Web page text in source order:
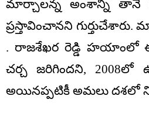
మార్చాలన్న అంశాన్ని తానే
ప్రస్తావించానని
. రాజశేఖర రెడ్డి హయాంలో ఈ
చర్చ జరిగిందని, 2008లో
అయినప్పటికీ అమలు దశలో